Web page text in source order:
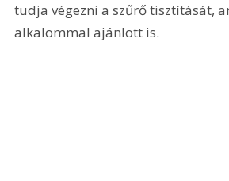
tudja végezni a szűrő tisztítását,
alkalommal ajánlott is.